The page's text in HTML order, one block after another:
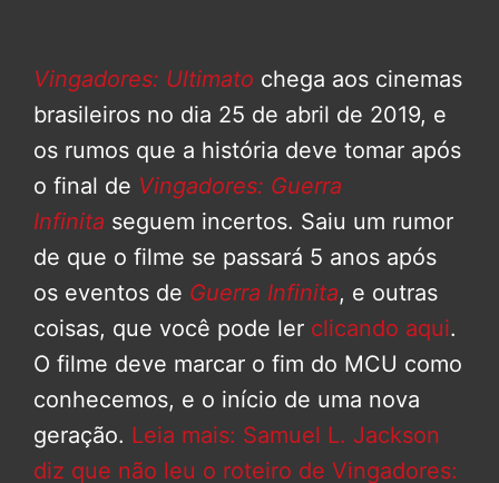
Vingadores: Ultimato chega aos cinemas
brasileiros no dia 25 de abril de 2019, e
os rumos que a história deve tomar após
o final de Vingadores: Guerra
Infinita seguem incertos. Saiu um rumor
de que o filme se passará 5 anos após
os eventos de Guerra Infinita, e outras
coisas, que você pode ler clicando aqui.
O filme deve marcar o fim do MCU como
conhecemos, e o início de uma nova
geração. Leia mais: Samuel L. Jackson
diz que não leu o roteiro de Vingadores: